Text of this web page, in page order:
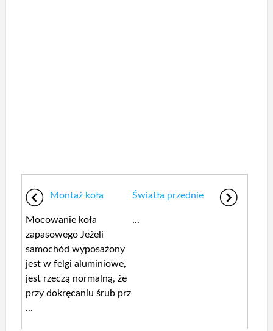
Montaż koła
Mocowanie koła
zapasowego Jeżeli
samochód wyposażony
jest w felgi aluminiowe,
jest rzeczą normalną, że
przy dokręcaniu śrub prz
...
Światła przednie
...